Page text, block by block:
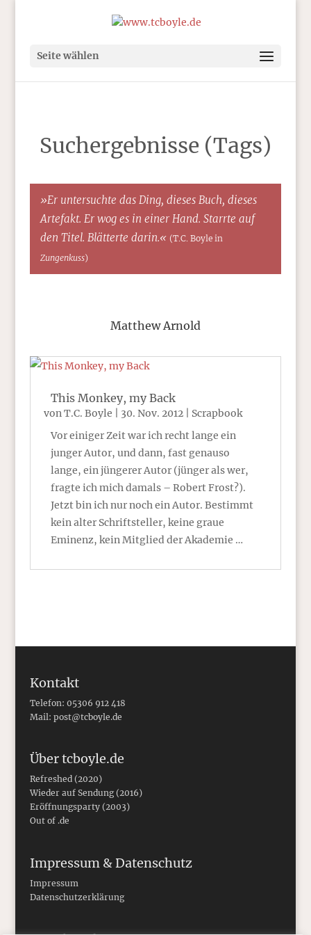
Seite wählen
Suchergebnisse (Tags)
»Er untersuchte das Ding, dieses Buch, dieses
Artefakt. Er wog es in einer Hand. Starrte auf
den Titel. Blätterte darin.« (T.C. Boyle in
Zungenkuss)
Matthew Arnold
This Monkey, my Back
vonT.C. Boyle 30. Nov. 2012| Scrapbook
Vor einiger Zeit war ich recht lange ein
junger Autor, und dann, fast genauso
lange, ein jüngerer Autor (jünger als wer,
fragte ich mich damals – Robert Frost?).
Jetzt bin ich nur noch ein Autor. Bestimmt
kein alter Schriftsteller, keine graue
Eminenz, kein Mitglied der Akademie …
Kontakt
Telefon: 05306 912 418
Mail: post@tcboyle.de
Über tcboyle.de
Refreshed (2020)
Wieder auf Sendung (2016)
Eröffnungsparty (2003)
Out of .de
Impressum & Datenschutz
Impressum
Datenschutzerklärung